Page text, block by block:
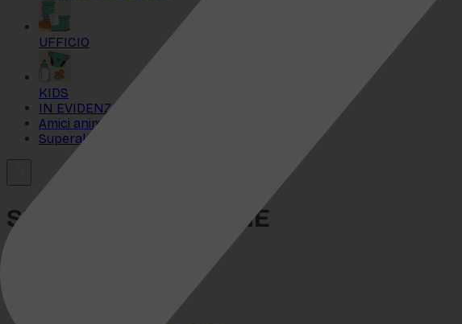
UFFICIO
KIDS
IN EVIDENZA
Amici animali
Superalcolici
SNACK E COLAZIONE